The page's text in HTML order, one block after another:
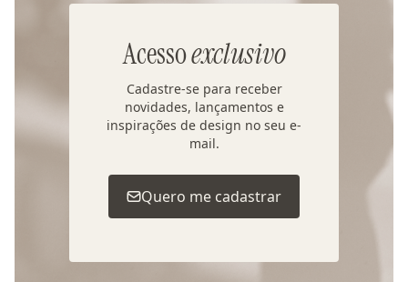
Acessoexclusivo
Cadastre-se para receber
novidades, lançamentos e
inspirações de design no seu e-
mail.
Quero me cadastrar